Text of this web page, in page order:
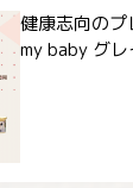
健康志向のプ
my baby グレ